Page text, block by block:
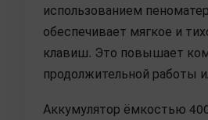
использованием
обеспечивает мягкое и
клавиш. Это повышает
продолжительной работы
Аккумулятор ёмкостью